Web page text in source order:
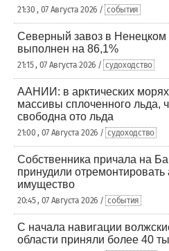
21:30 , 07 Августа 2026 / события
Северный завоз в Ненецком
выполнен на 86,1%
21:15 , 07 Августа 2026 / судоходство
ААНИИ: в арктических
массивы сплоченного льда,
свободна ото льда
21:00 , 07 Августа 2026 / судоходство
Собственника причала на
принудили
имущество
20:45 , 07 Августа 2026 / события
С начала навигации
области приняли более 40